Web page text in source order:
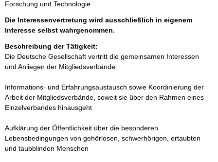
Forschung und Technologie
Die Interessenvertretung wird ausschließlich in eigenem
Interesse selbst wahrgenommen.
Beschreibung der Tätigkeit:
Die Deutsche Gesellschaft vertritt die gemeinsamen Interessen
und Anliegen der Mitgliedsverbände.
Informations- und Erfahrungsaustausch sowie Koordinierung der
Arbeit der Mitgliedsverbände, soweit sie über den Rahmen eines
Einzelverbandes hinausgeht
Aufklärung der Öffentlichkeit über die besonderen
Lebensbedingungen von gehörlosen, schwerhörigen, ertaubten
und taubblinden Menschen